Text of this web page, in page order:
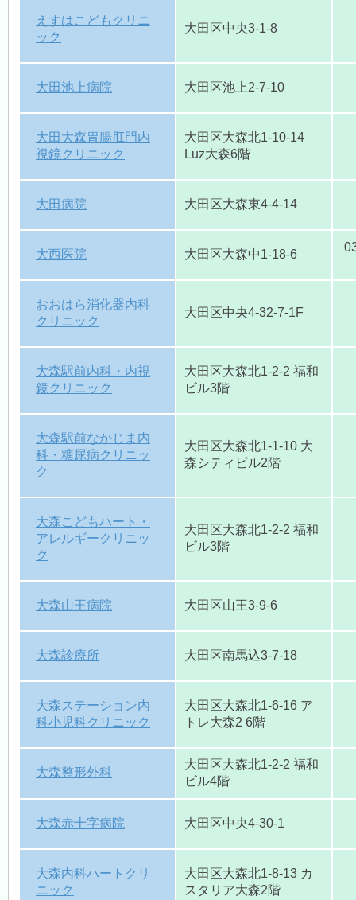
地域包括支援センター新井宿（大森医師会）
大田地域産業保健センター
大森医師会館利用申込
えすはこどもクリニ
ック
大田区中央3-1-8
大田池上病院 大田区池上2-7-10
大田大森胃腸肛門内
視鏡クリニック
大田区大森北1-10-14
Luz大森6階
大田病院 大田区大森東4-4-14
大西医院 大田区大森中1-18-6
おおはら消化器内科
クリニック
大田区中央4-32-7-1F
大森駅前内科・内視
鏡クリニック
大田区大森北1-2-2 福和
ビル3階
大森駅前なかじま内
科・糖尿病クリニッ
ク
大田区大森北1-1-10 大
森シティビル2階
大森こどもハート・
アレルギークリニッ
ク
大田区大森北1-2-2 福和
ビル3階
大森山王病院 大田区山王3-9-6
大森診療所 大田区南馬込3-7-18
大森ステーション内
科小児科クリニック
大田区大森北1-6-16 ア
トレ大森2 6階
大森整形外科
大田区大森北1-2-2 福和
ビル4階
大森赤十字病院 大田区中央4-30-1
大森内科ハートクリ
ニック
大田区大森北1-8-13 カ
スタリア大森2階